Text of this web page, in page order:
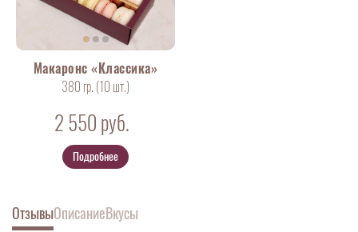
Макаронс «Классика»
380 гр. (10 шт.)
2 550 руб.
Подробнее
ОтзывыОписаниеВкусы